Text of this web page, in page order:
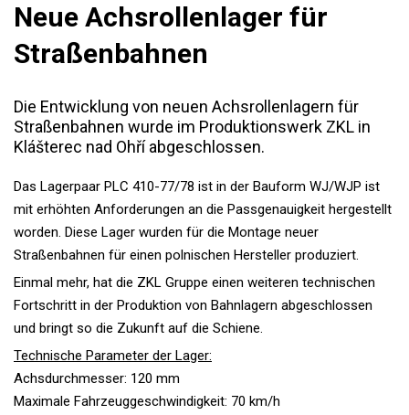
Neue Achsrollenlager für
Straßenbahnen
Die Entwicklung von neuen Achsrollenlagern für
Straßenbahnen wurde im Produktionswerk ZKL in
Klášterec nad Ohří abgeschlossen.
Das Lagerpaar PLC 410-77/78 ist in der Bauform WJ/WJP ist
mit erhöhten Anforderungen an die Passgenauigkeit hergestellt
worden. Diese Lager wurden für die Montage neuer
Straßenbahnen für einen polnischen Hersteller produziert.
Einmal mehr, hat die ZKL Gruppe einen weiteren technischen
Fortschritt in der Produktion von Bahnlagern abgeschlossen
und bringt so die Zukunft auf die Schiene.
Technische Parameter der Lager:
Achsdurchmesser: 120 mm
Maximale Fahrzeuggeschwindigkeit: 70 km/h